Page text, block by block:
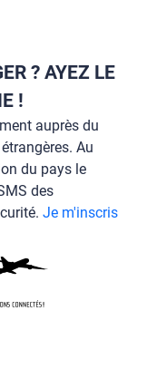
? AYEZ LE
!
auprès du
Au
du pays le
des
Je m'inscris